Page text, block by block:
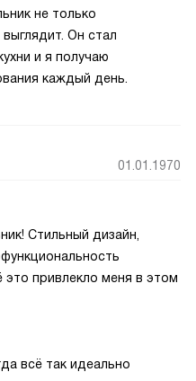
не только
Он стал
и я получаю
каждый день.
01.01.1970
Стильный дизайн,
привлекло меня в этом
всё так идеально